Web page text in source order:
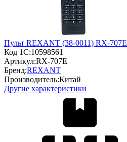
Пульт REXANT (38-0011) RX-707E
Код 1С:10598561
Артикул:RX-707E
Бренд:REXANT
Производитель:Китай
Другие характеристики